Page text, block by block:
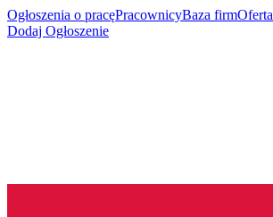
Ogłoszenia o pracęPracownicyBaza firmOferta
Dodaj Ogłoszenie